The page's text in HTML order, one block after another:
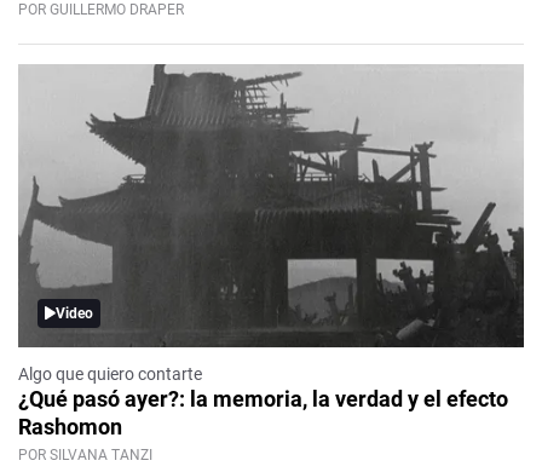
POR GUILLERMO DRAPER
Video
Algo que quiero contarte
¿Qué pasó ayer?: la memoria, la verdad y el efecto
Rashomon
POR SILVANA TANZI